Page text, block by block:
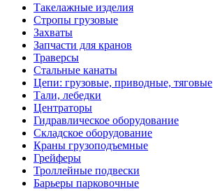
Такелажные изделия
Стропы грузовые
Захваты
Запчасти для кранов
Траверсы
Стальные канаты
Цепи: грузовые, приводные, тяговые
Тали, лебедки
Центраторы
Гидравлическое оборудование
Складское оборудование
Краны грузоподъемные
Грейферы
Троллейные подвески
Барьеры парковочные